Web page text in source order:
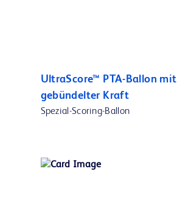
UltraScore™ PTA-Ballon mit
gebündelter Kraft
Spezial-Scoring-Ballon